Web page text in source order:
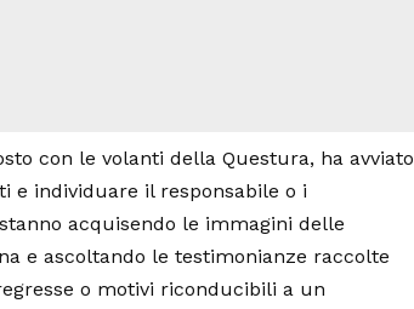
con le volanti della Questura, ha avviato
e individuare il responsabile o i
acquisendo le immagini delle
e ascoltando le testimonianze raccolte
o motivi riconducibili a un